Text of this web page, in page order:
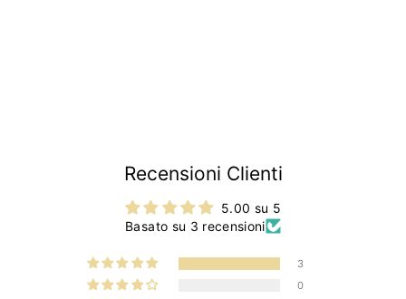
Recensioni Clienti
5.00 su 5
Basato su 3 recensioni
3
0